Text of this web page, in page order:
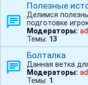
Полезные
Делимся
подготовке
Модераторы:
Темы: 13
Болталка
Данная ветка
Модераторы:
Темы: 1